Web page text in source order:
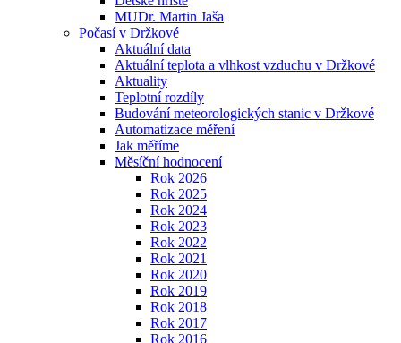
MUDr. Martin Jaša
Počasí v Držkové
Aktuální data
Aktuální teplota a vlhkost vzduchu v Držkové
Aktuality
Teplotní rozdíly
Budování meteorologických stanic v Držkové
Automatizace měření
Jak měříme
Měsíční hodnocení
Rok 2026
Rok 2025
Rok 2024
Rok 2023
Rok 2022
Rok 2021
Rok 2020
Rok 2019
Rok 2018
Rok 2017
Rok 2016